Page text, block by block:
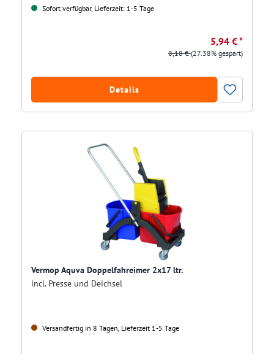
Sofort verfügbar, Lieferzeit: 1-5 Tage
5,94 € *
8,18 €(27.38% gespart)
Details
Vermop Aquva Doppelfahreimer 2x17 ltr.
incl. Presse und Deichsel
Versandfertig in 8 Tagen, Lieferzeit 1-5 Tage